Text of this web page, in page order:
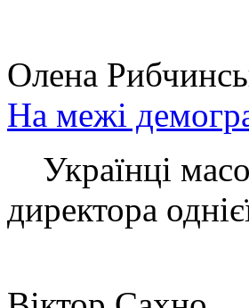
Олена
На межі
Українці
директора